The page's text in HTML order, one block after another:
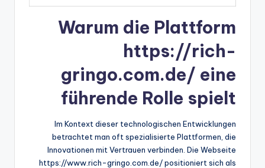
Warum die Plattform
https://rich-
gringo.com.de/ eine
führende Rolle spielt
Im Kontext dieser technologischen Entwicklungen
betrachtet man oft spezialisierte Plattformen, die
Innovationen mit Vertrauen verbinden. Die Webseite
https://www.rich-gringo.com.de/ positioniert sich als